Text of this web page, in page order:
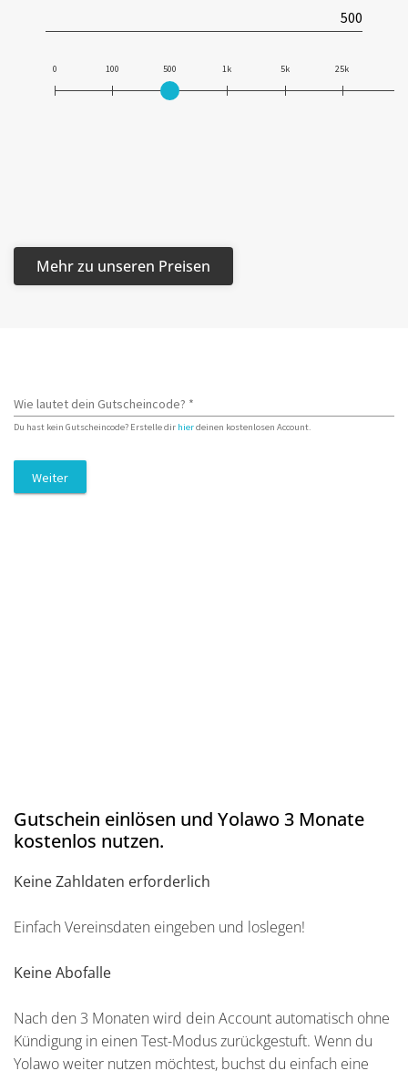
Mehr zu unseren Preisen
Gutschein einlösen und Yolawo 3 Monate
kostenlos nutzen.
Keine Zahldaten erforderlich
Einfach Vereinsdaten eingeben und loslegen!
Keine Abofalle
Nach den 3 Monaten wird dein Account automatisch ohne
Kündigung in einen Test-Modus zurückgestuft. Wenn du
Yolawo weiter nutzen möchtest, buchst du einfach eine